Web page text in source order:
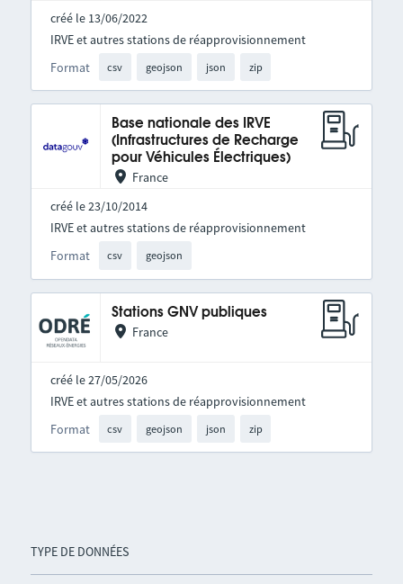
TYPE DE DONNÉES
créé le 13/06/2022
Format csv geojson json zip
IRVE et autres stations de réapprovisionnement
Base nationale des IRVE
(Infrastructures de Recharge
pour Véhicules Électriques)
France
créé le 23/10/2014
Format csv geojson
IRVE et autres stations de réapprovisionnement
Stations GNV publiques
France
créé le 27/05/2026
Format csv geojson json zip
IRVE et autres stations de réapprovisionnement